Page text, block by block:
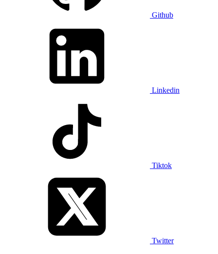
Github
Linkedin
Tiktok
Twitter